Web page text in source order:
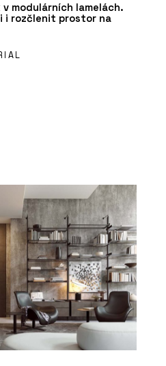
modulárních lamelách.
i rozčlenit prostor na